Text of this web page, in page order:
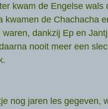
kwam de Engelse wals
kwamen de Chachacha
dankzij Ep en
nooit meer een
nog jaren les gegeven,